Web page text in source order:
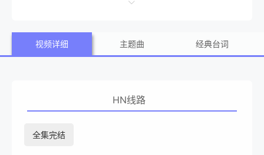
视频详细 主题曲 经典台词
HN线路
全集完结